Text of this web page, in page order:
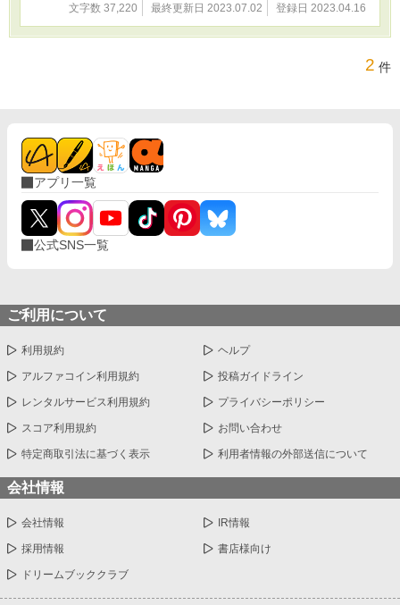
文字数 37,220 最終更新日 2023.07.02 登録日 2023.04.16
2 件
アプリ一覧
公式SNS一覧
ご利用について
利用規約 ヘルプ
アルファコイン利用規約 投稿ガイドライン
レンタルサービス利用規約 プライバシーポリシー
スコア利用規約 お問い合わせ
特定商取引法に基づく表示 利用者情報の外部送信について
会社情報
会社情報 IR情報
採用情報 書店様向け
ドリームブッククラブ